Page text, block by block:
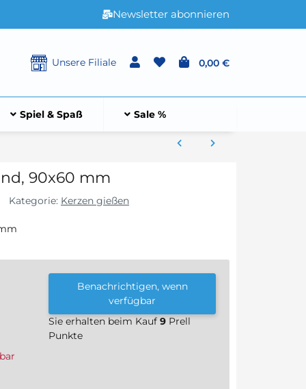
Newsletter abonnieren
Unsere Filiale 0,00 €
Spiel & Spaß Sale %
90x60 mm
Kategorie: Kerzen gießen
Benachrichtigen, wenn
verfügbar
Sie erhalten beim Kauf 9 Prell
Punkte